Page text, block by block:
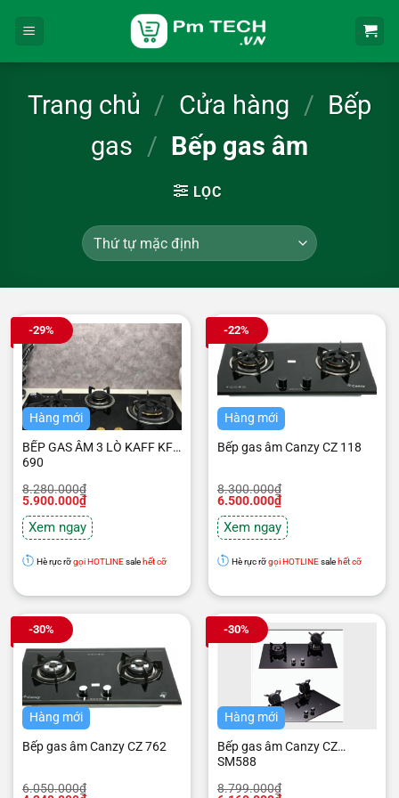
Trang chủ / Cửa hàng / Bếp
gas / Bếp gas âm
LỌC
-29%
Hàng mới
BẾP GAS ÂM 3 LÒ KAFF KF-
690
8.280.000₫
Giá
gốc
8.280.000₫.
5.900.000₫
Giá
hiện
là:
5.900.000₫.
Xem ngay
Hè rực rỡgọi HOTLINEsale hết cỡ
-22%
Hàng mới
Bếp gas âm Canzy CZ 118
8.300.000₫
Giá
gốc
8.300.000₫.
6.500.000₫
Giá
hiện
là:
6.500.000₫.
Xem ngay
Hè rực rỡgọi HOTLINEsale hết cỡ
-30%
Hàng mới
Bếp gas âm Canzy CZ 762
6.050.000₫
Giá
Giá
-30%
Hàng mới
Bếp gas âm Canzy CZ
SM588
8.799.000₫
Giá
Giá